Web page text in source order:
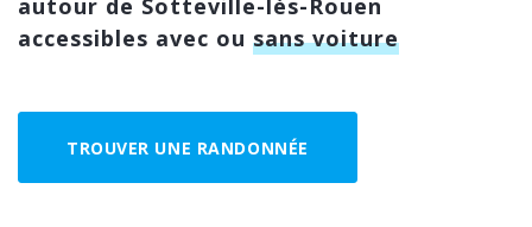
autour de Sotteville-lès-Rouen
accessibles avec ou sans voiture
TROUVER UNE RANDONNÉE